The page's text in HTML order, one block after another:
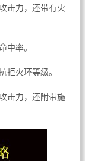
击力，还带有火
中率。
拒火环等级。
击力，还附带施